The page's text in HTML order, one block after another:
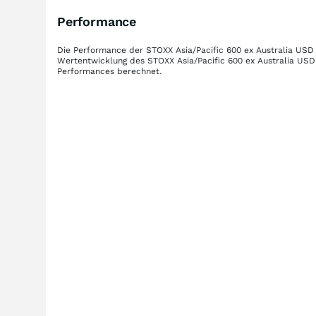
Performance
Die Performance der STOXX Asia/Pacific 600 ex Australia
Wertentwicklung des STOXX Asia/Pacific 600 ex Australia
Performances berechnet.